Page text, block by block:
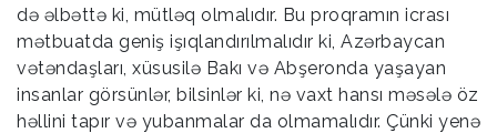
də əlbəttə ki, mütləq olmalıdır. Bu proqramın icrası
mətbuatda geniş işıqlandırılmalıdır ki, Azərbaycan
vətəndaşları, xüsusilə Bakı və Abşeronda yaşayan
insanlar görsünlər, bilsinlər ki, nə vaxt hansı məsələ öz
həllini tapır və yubanmalar da olmamalıdır. Çünki yenə